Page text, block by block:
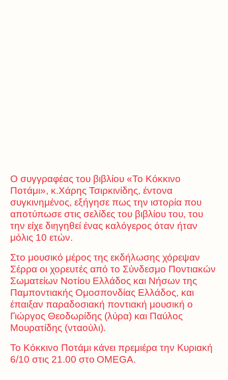
Ο συγγραφέας του βιβλίου «Το Κόκκινο
Ποτάμι», κ.Χάρης Τσιρκινίδης, έντονα
συγκινημένος, εξήγησε πως την ιστορία που
αποτύπωσε στις σελίδες του βιβλίου του, του
την είχε διηγηθεί ένας καλόγερος όταν ήταν
μόλις 10 ετών.
Στο μουσικό μέρος της εκδήλωσης χόρεψαν
Σέρρα οι χορευτές από το Σύνδεσμο Ποντιακών
Σωματείων Νοτίου Ελλάδος και Νήσων της
Παμποντιακής Ομοσπονδίας Ελλάδος, και
έπαιξαν παραδοσιακή ποντιακή μουσική ο
Γιώργος Θεoδωρίδης (λύρα) και Παύλος
Μουρατίδης (νταούλι).
Το Κόκκινο Ποτάμι κάνει πρεμιέρα την Κυριακή
6/10 στις 21.00 στο OMEGA.